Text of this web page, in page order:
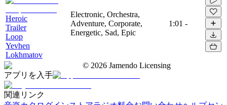
Heroic
Trailer
Loop
Yevhen
Lokhmatov
Electronic, Orchestra,
Adventure, Corporate,
Energetic, Sad, Epic
1:01 -
© 2026 Jamendo Licensing
アプリを入手
関連リンク